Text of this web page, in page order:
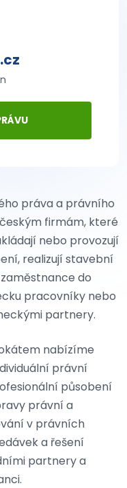
práva a právního
firmám, které
nebo provozují
realizují stavební
do
pracovníky nebo
partnery.
nabízíme
právní
působení
právní a
v právních
a řešení
partnery a